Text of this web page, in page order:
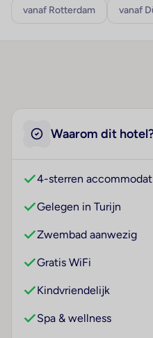
vanaf Rotterdam vanaf
Waarom dit
4-sterren
Gelegen in Turijn
Zwembad aanwezig
Gratis WiFi
Kindvriendelijk
Spa & wellness